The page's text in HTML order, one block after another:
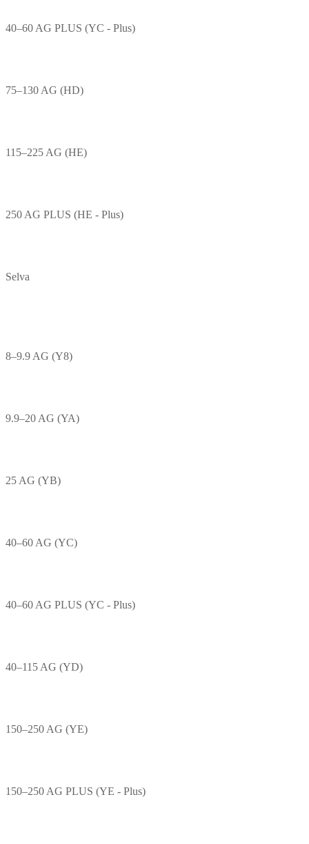
40–60 AG PLUS (YC - Plus)
75–130 AG (HD)
115–225 AG (HE)
250 AG PLUS (HE - Plus)
Selva
8–9.9 AG (Y8)
9.9–20 AG (YA)
25 AG (YB)
40–60 AG (YC)
40–60 AG PLUS (YC - Plus)
40–115 AG (YD)
150–250 AG (YE)
150–250 AG PLUS (YE - Plus)